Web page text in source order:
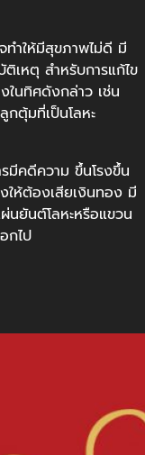
ทำให้มีสุขภาพไม่ดี มี
ติเหตุ สำหรับการแก้ไข
งในทิศดังกล่าว เช่น
กตุ้มที่เป็นโลหะ
มีคดีความ ขึ้นโรงขึ้น
ให้ต้องเสียเงินทอง มี
นยันต์โลหะหรือแขวน
กไป